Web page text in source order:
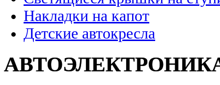
Накладки на капот
Детские автокресла